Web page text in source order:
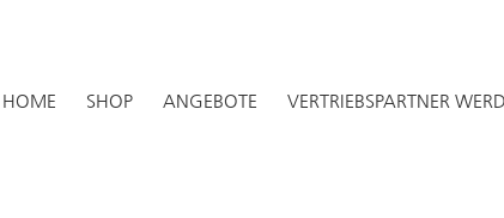
HOME SHOP ANGEBOTE VERTRIEBSPARTNER